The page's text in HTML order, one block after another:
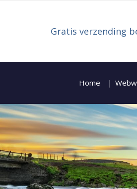
Gratis verzending
Home